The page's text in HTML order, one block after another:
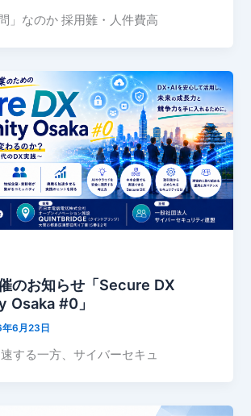
」なのか 採用難・人件費高
のお知らせ「Secure DX
Osaka #0」
6月23日
する一方、サイバーセキュ